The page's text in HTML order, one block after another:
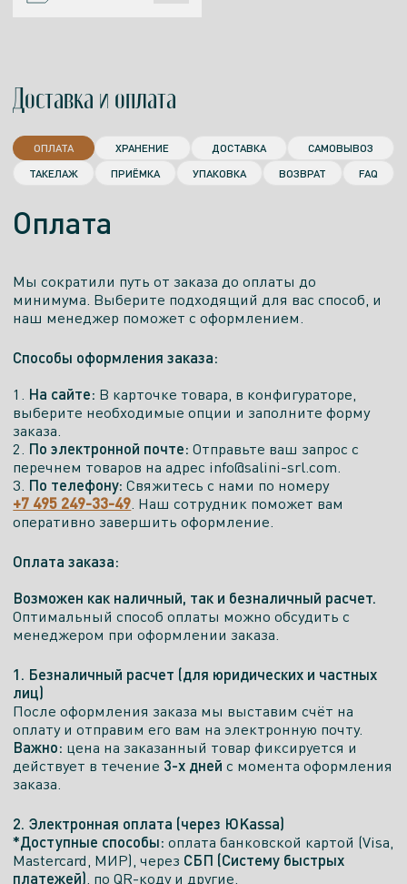
Доставка и оплата
ОПЛАТА ХРАНЕНИЕ ДОСТАВКА
САМОВЫВОЗ
ТАКЕЛАЖ
ПРИЁМКА УПАКОВКА ВОЗВРАТ FAQ
Оплата
Мы сократили путь от заказа до оплаты до
минимума. Выберите подходящий для вас способ, и
наш менеджер поможет с оформлением.
Способы оформления заказа:
1. На сайте: В карточке товара, в конфигураторе,
выберите необходимые опции и заполните форму
заказа.
2. По электронной почте: Отправьте ваш запрос с
перечнем товаров на адрес info@salini-srl.com.
3. По телефону: Свяжитесь с нами по номеру
+7 495 249-33-49 . Наш сотрудник поможет вам
оперативно завершить оформление.
Оплата заказа:
Возможен как наличный, так и безналичный расчет.
Оптимальный способ оплаты можно обсудить с
менеджером при оформлении заказа.
1. Безналичный расчет (для юридических и частных
лиц)
После оформления заказа мы выставим счёт на
оплату и отправим его вам на электронную почту.
Важно: цена на заказанный товар фиксируется и
действует в течение 3-х дней с момента оформления
заказа.
2. Электронная оплата (через ЮKassa)
*Доступные способы: оплата банковской картой (Visa,
Mastercard, МИР), через СБП (Систему быстрых
платежей) , по QR-коду и другие.